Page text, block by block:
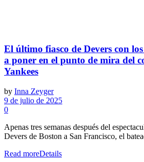
El último fiasco de Devers con
a poner en el punto de mira del
Yankees
by Inna Zeyger
9 de julio de 2025
0
Apenas tres semanas después del
Devers de Boston a San Francisco, el
Read moreDetails